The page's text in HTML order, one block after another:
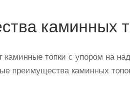
каминных
каминные топки с упором на
преимущества каминных